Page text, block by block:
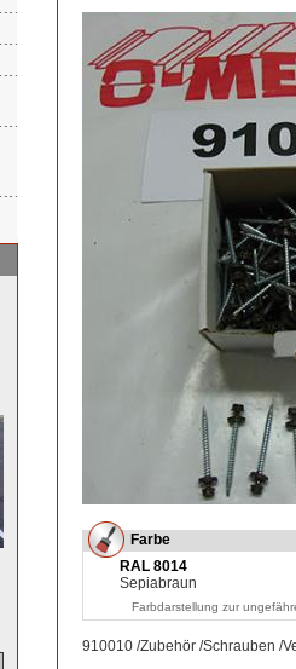
Farbe
RAL 8014
Sepiabraun
Farbdarstellung zur
910010 /Zubehör /Schrauben /